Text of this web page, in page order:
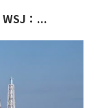
WSJ：...